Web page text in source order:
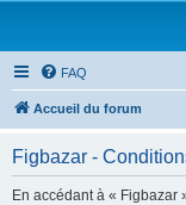
FAQ
Accueil du forum
Figbazar -
En accédant à « Figbazar